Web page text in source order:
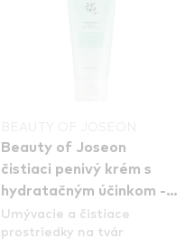
Beauty of Joseon
čistiaci penivý krém s
hydratačným účinkom -
Green Plum Refreshing
Cleanser
Umývacie a čistiace
prostriedky na tvár